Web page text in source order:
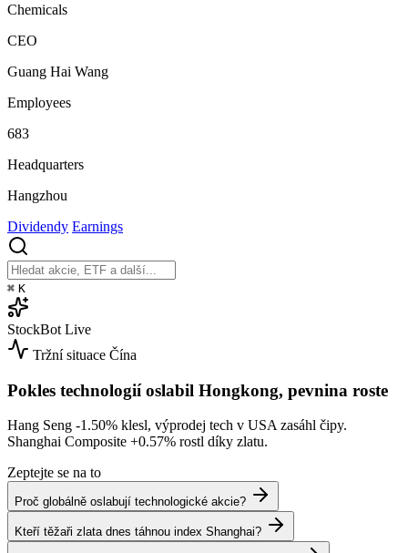
Chemicals
CEO
Guang Hai Wang
Employees
683
Headquarters
Hangzhou
Dividendy Earnings
⌘ K
StockBot Live
Tržní situace Čína
Pokles technologií oslabil Hongkong, pevnina roste
Hang Seng -1.50% klesl, výprodej tech v USA zasáhl čipy.
Shanghai Composite +0.57% rostl díky zlatu.
Zeptejte se na to
Proč globálně oslabují technologické akcie?
Kteří těžaři zlata dnes táhnou index Shanghai?